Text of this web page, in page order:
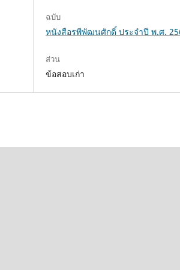
ฉบับ
หนังสือรพีพัฒนศักดิ์ ประจำปี พ.ศ.
ส่วน
ข้อสอบเก่า